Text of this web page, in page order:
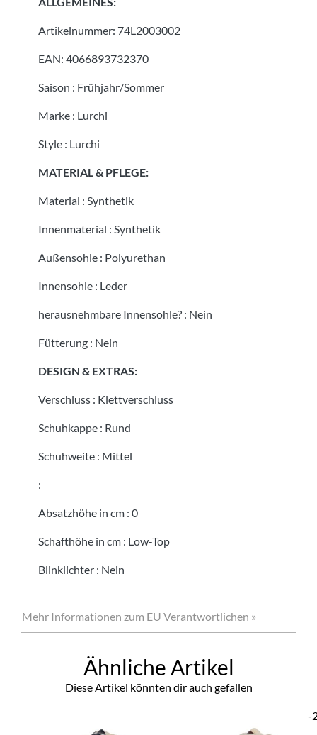
Artikelnummer: 74L2003002
EAN: 4066893732370
Saison : Frühjahr/Sommer
Marke : Lurchi
Style : Lurchi
MATERIAL & PFLEGE:
Material : Synthetik
Innenmaterial : Synthetik
Außensohle : Polyurethan
Innensohle : Leder
herausnehmbare Innensohle? : Nein
Fütterung : Nein
DESIGN & EXTRAS:
Verschluss : Klettverschluss
Schuhkappe : Rund
Schuhweite : Mittel
:
Absatzhöhe in cm : 0
Schafthöhe in cm : Low-Top
Blinklichter : Nein
Mehr Informationen zum EU Verantwortlichen »
Ähnliche Artikel
Diese Artikel könnten dir auch gefallen
-